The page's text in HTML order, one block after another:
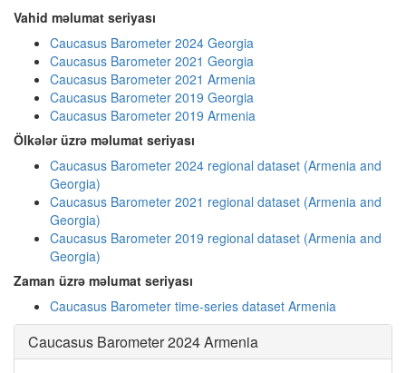
Vahid məlumat seriyası
Caucasus Barometer 2024 Georgia
Caucasus Barometer 2021 Georgia
Caucasus Barometer 2021 Armenia
Caucasus Barometer 2019 Georgia
Caucasus Barometer 2019 Armenia
Ölkələr üzrə məlumat seriyası
Caucasus Barometer 2024 regional dataset (Armenia and
Georgia)
Caucasus Barometer 2021 regional dataset (Armenia and
Georgia)
Caucasus Barometer 2019 regional dataset (Armenia and
Georgia)
Zaman üzrə məlumat seriyası
Caucasus Barometer time-series dataset Armenia
Caucasus Barometer 2024 Armenia